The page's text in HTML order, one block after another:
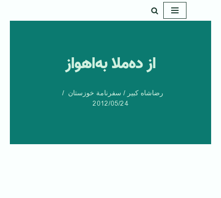
از ده‌ملا به‌اهواز
رضاشاه کبیر / سفرنامة خوزستان
2012/05/24